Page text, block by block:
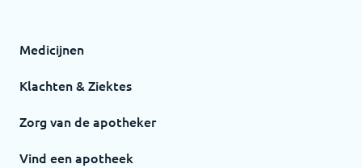
Medicijnen
Klachten & Ziektes
Zorg van de apotheker
Vind een apotheek